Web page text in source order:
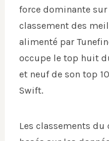
force dominante sur
classement des
alimenté par
occupe le top huit
et neuf de son top
Swift.
Les classements du